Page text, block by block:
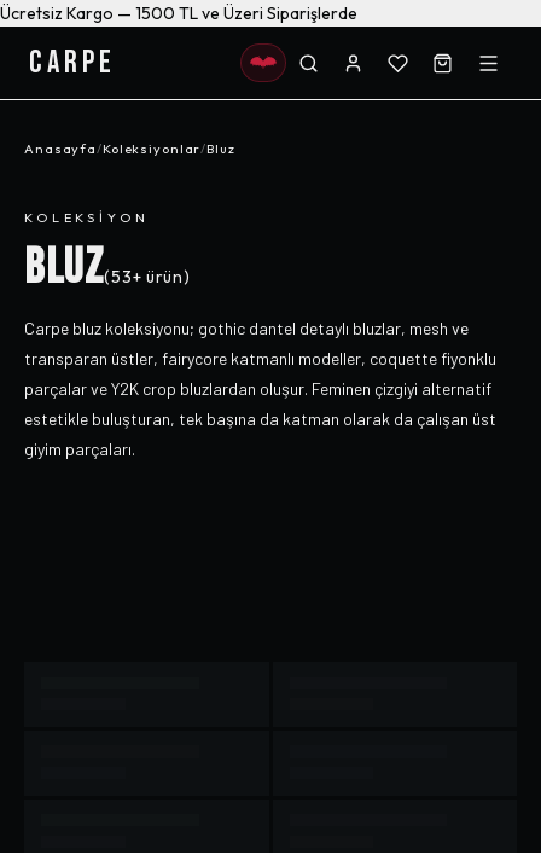
Ücretsiz Kargo — 1500 TL ve Üzeri Siparişlerde
CARPE
Anasayfa/Koleksiyonlar/Bluz
KOLEKSIYON
BLUZ(53+ ürün)
Carpe bluz koleksiyonu; gothic dantel detaylı bluzlar, mesh ve
transparan üstler, fairycore katmanlı modeller, coquette fiyonklu
parçalar ve Y2K crop bluzlardan oluşur. Feminen çizgiyi alternatif
estetikle buluşturan, tek başına da katman olarak da çalışan üst
giyim parçaları.